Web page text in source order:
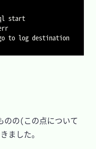
start
のの(この点について
ました。